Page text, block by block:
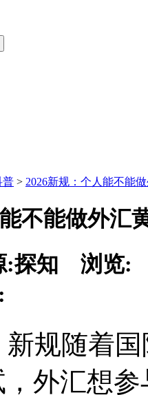
普 > 2026新规：个人能不能
不能做外汇
:探知 浏览:
新规随着
外汇想参